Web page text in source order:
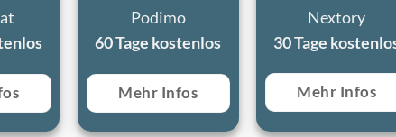
Podimo
60 Tage kostenlos
Mehr Infos
Nextory
30 Tage
Mehr Infos